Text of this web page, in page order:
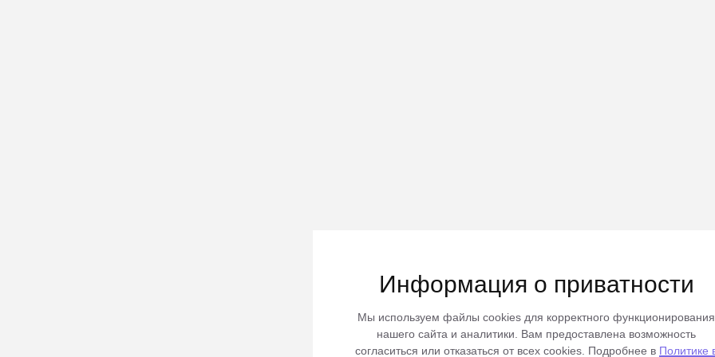
Информация о приватности
Мы используем файлы cookies для корректного функционирования
нашего сайта и аналитики. Вам предоставлена возможность
согласиться или отказаться от всех cookies. Подробнее в Политике